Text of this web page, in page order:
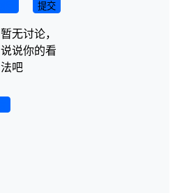
提交
暂无讨论，
说说你的看
法吧